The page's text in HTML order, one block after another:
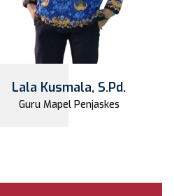
Lala Kusmala, S.Pd.
Guru Mapel Penjaskes